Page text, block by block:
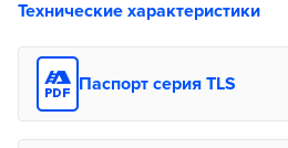
Технические характеристики
Паспорт серия TLS